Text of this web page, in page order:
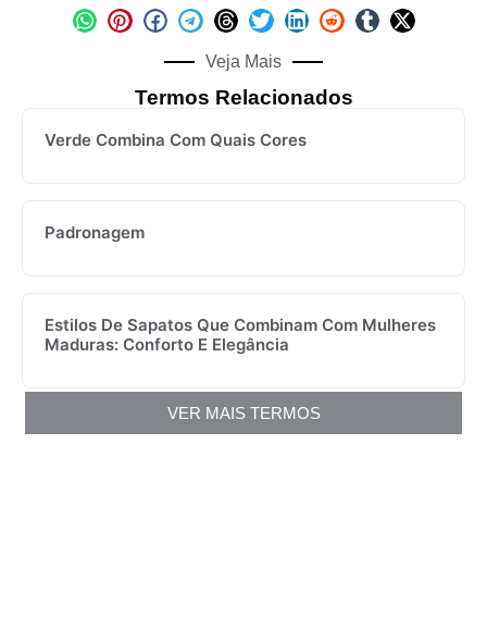
Veja Mais
Termos Relacionados
Verde Combina Com Quais Cores
Padronagem
Estilos De Sapatos Que Combinam Com Mulheres
Maduras: Conforto E Elegância
VER MAIS TERMOS